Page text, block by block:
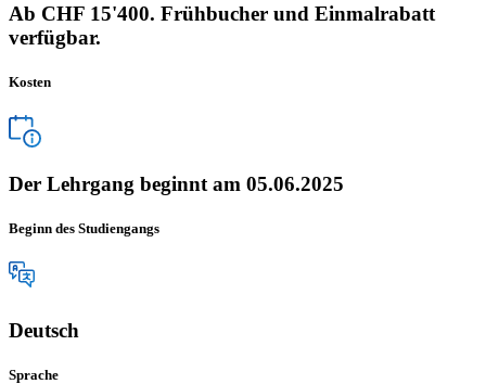
Ab CHF 15'400. Frühbucher und Einmalrabatt
verfügbar.
Kosten
Der Lehrgang beginnt am 05.06.2025
Beginn des Studiengangs
Deutsch
Sprache